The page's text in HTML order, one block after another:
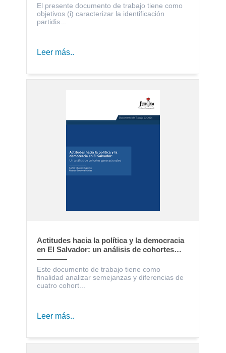
El presente documento de trabajo tiene como
objetivos (i) caracterizar la identificación
partidis...
Leer más..
Actitudes hacia la política y la democracia
en El Salvador: un análisis de cohortes
generacionales
Este documento de trabajo tiene como
finalidad analizar semejanzas y diferencias de
cuatro cohort...
Leer más..